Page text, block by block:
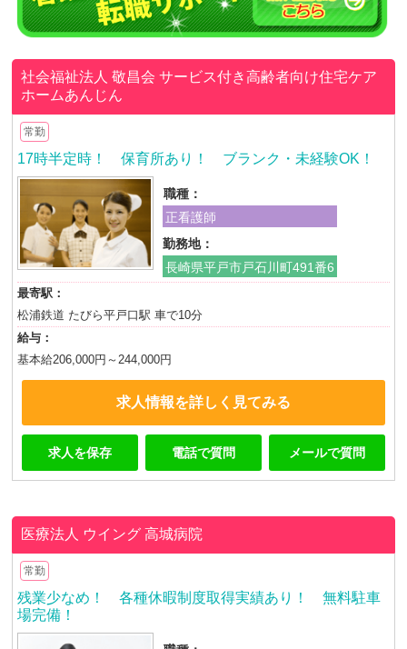
社会福祉法人 敬昌会サービス付き高齢者向け住宅ケア
ホームあんじん
常勤
17時半定時！ 保育所あり！ ブランク・未経験OK！
職種：
正看護師
勤務地：
長崎県平戸市戸石川町491番6
最寄駅：
松浦鉄道 たびら平戸口駅 車で10分
給与：
基本給206,000円～244,000円
求人情報を詳しく見てみる
求人を保存 電話で質問 メールで質問
医療法人 ウイング高城病院
常勤
残業少なめ！ 各種休暇制度取得実績あり！ 無料駐車
場完備！